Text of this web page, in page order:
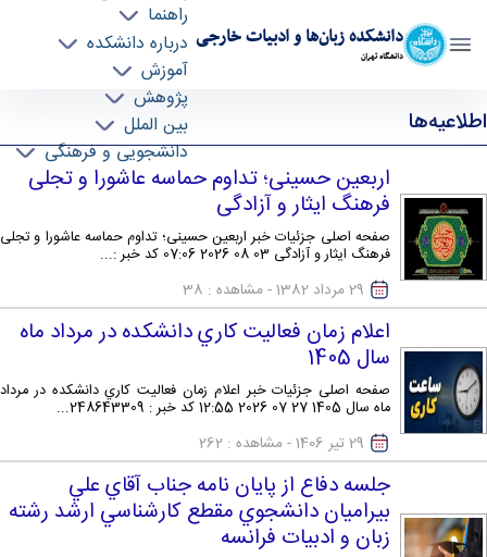
دانشکده زبان‌ها و ادبیات خارجی
دانشگاه تهران
راهنما
درباره دانشکده
آموزش
پژوهش
بین الملل
دانشجویی و فرهنگی
آرشیو اطلاعیه‌ها - ffll- دانشکده زبانها و ادبیات
خارجی
اطلاعیه‌ها
اربعین حسینی؛ تداوم حماسه عاشورا و تجلی
فرهنگ ایثار و آزادگی
صفحه اصلی جزئیات خبر اربعین حسینی؛ تداوم حماسه عاشورا و تجلی
فرهنگ ایثار و آزادگی 03 08 2026 07:06 کد خبر :...
29 مرداد 1382 - مشاهده : 38
اعلام زمان فعاليت كاري دانشكده در مرداد ماه
سال 1405
صفحه اصلی جزئیات خبر اعلام زمان فعاليت كاري دانشكده در مرداد
ماه سال 1405 27 07 2026 12:55 کد خبر : 248643309...
29 تیر 1406 - مشاهده : 262
جلسه دفاع از پايان نامه جناب آقاي علي
بيراميان دانشجوي مقطع كارشناسي ارشد رشته
زبان و ادبيات فرانسه